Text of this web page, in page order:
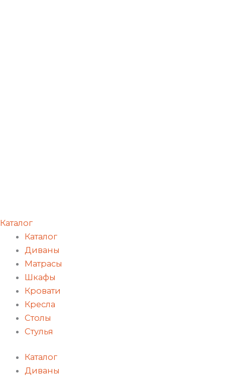
Каталог
Каталог
Диваны
Матрасы
Шкафы
Кровати
Кресла
Столы
Стулья
Каталог
Диваны